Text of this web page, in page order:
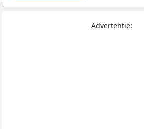
Advertentie: